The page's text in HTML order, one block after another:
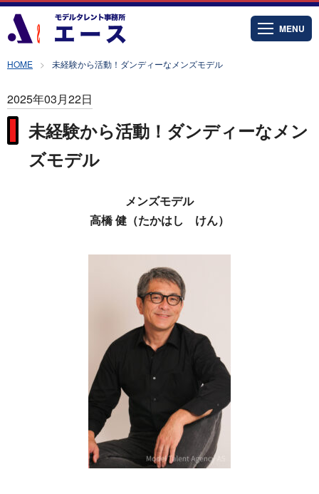
MENU
HOME 未経験から活動！ダンディーなメンズモデル
2025年03月22日
未経験から活動！ダンディーなメン
ズモデル
メンズモデル
高橋 健（たかはし けん）